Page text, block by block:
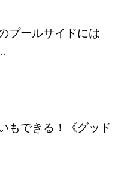
プールサイドには
もできる！《グッド